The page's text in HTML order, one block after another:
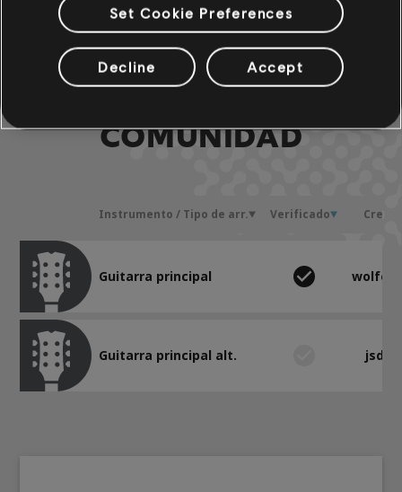
COMUNIDAD
Instrumento / Tipo de arr. Verificado
Guitarra principal
Guitarra principal alt.
Set Cookie Preferences
Decline Accept